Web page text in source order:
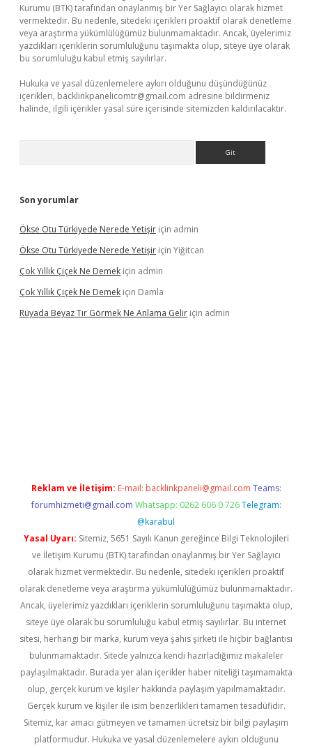
Kurumu (BTK) tarafından onaylanmış bir Yer Sağlayıcı olarak hizmet
vermektedir. Bu nedenle, sitedeki içerikleri proaktif olarak denetleme
veya araştırma yükümlülüğümüz bulunmamaktadır. Ancak, üyelerimiz
yazdıkları içeriklerin sorumluluğunu taşımakta olup, siteye üye olarak
bu sorumluluğu kabul etmiş sayılırlar.
Hukuka ve yasal düzenlemelere aykırı olduğunu düşündüğünüz
içerikleri, backlinkpanelicomtr@gmail.com adresine bildirmeniz
halinde, ilgili içerikler yasal süre içerisinde sitemizden kaldırılacaktır.
Son yorumlar
Ökse Otu Türkiyede Nerede Yetişir için admin
Ökse Otu Türkiyede Nerede Yetişir için Yiğitcan
Çok Yıllık Çiçek Ne Demek için admin
Çok Yıllık Çiçek Ne Demek için Damla
Rüyada Beyaz Tır Görmek Ne Anlama Gelir için admin
Reklam ve İletişim: E-mail: backlinkpaneli@gmail.com Teams:
forumhizmeti@gmail.com Whatsapp: 0262 606 0 726 Telegram:
@karabul
Yasal Uyarı: Sitemiz, 5651 Sayılı Kanun gereğince Bilgi Teknolojileri
ve İletişim Kurumu (BTK) tarafından onaylanmış bir Yer Sağlayıcı
olarak hizmet vermektedir. Bu nedenle, sitedeki içerikleri proaktif
olarak denetleme veya araştırma yükümlülüğümüz bulunmamaktadır.
Ancak, üyelerimiz yazdıkları içeriklerin sorumluluğunu taşımakta olup,
siteye üye olarak bu sorumluluğu kabul etmiş sayılırlar. Bu internet
sitesi, herhangi bir marka, kurum veya şahıs şirketi ile hiçbir bağlantısı
bulunmamaktadır. Sitede yalnızca kendi hazırladığımız makaleler
paylaşılmaktadır. Burada yer alan içerikler haber niteliği taşımamakta
olup, gerçek kurum ve kişiler hakkında paylaşım yapılmamaktadır.
Gerçek kurum ve kişiler ile isim benzerlikleri tamamen tesadüfidir.
Sitemiz, kar amacı gütmeyen ve tamamen ücretsiz bir bilgi paylaşım
platformudur. Hukuka ve yasal düzenlemelere aykırı olduğunu